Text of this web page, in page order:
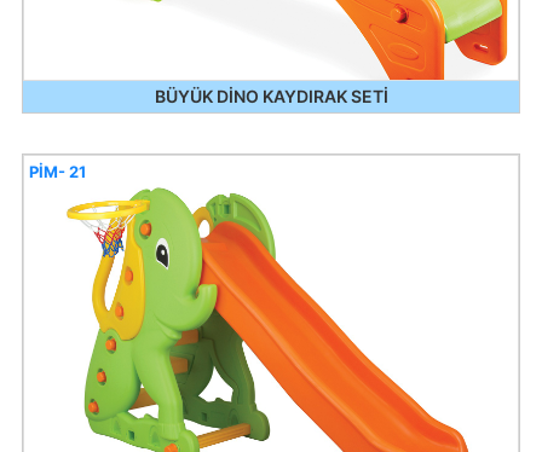
BÜYÜK DİNO KAYDIRAK SETİ
PİM- 21